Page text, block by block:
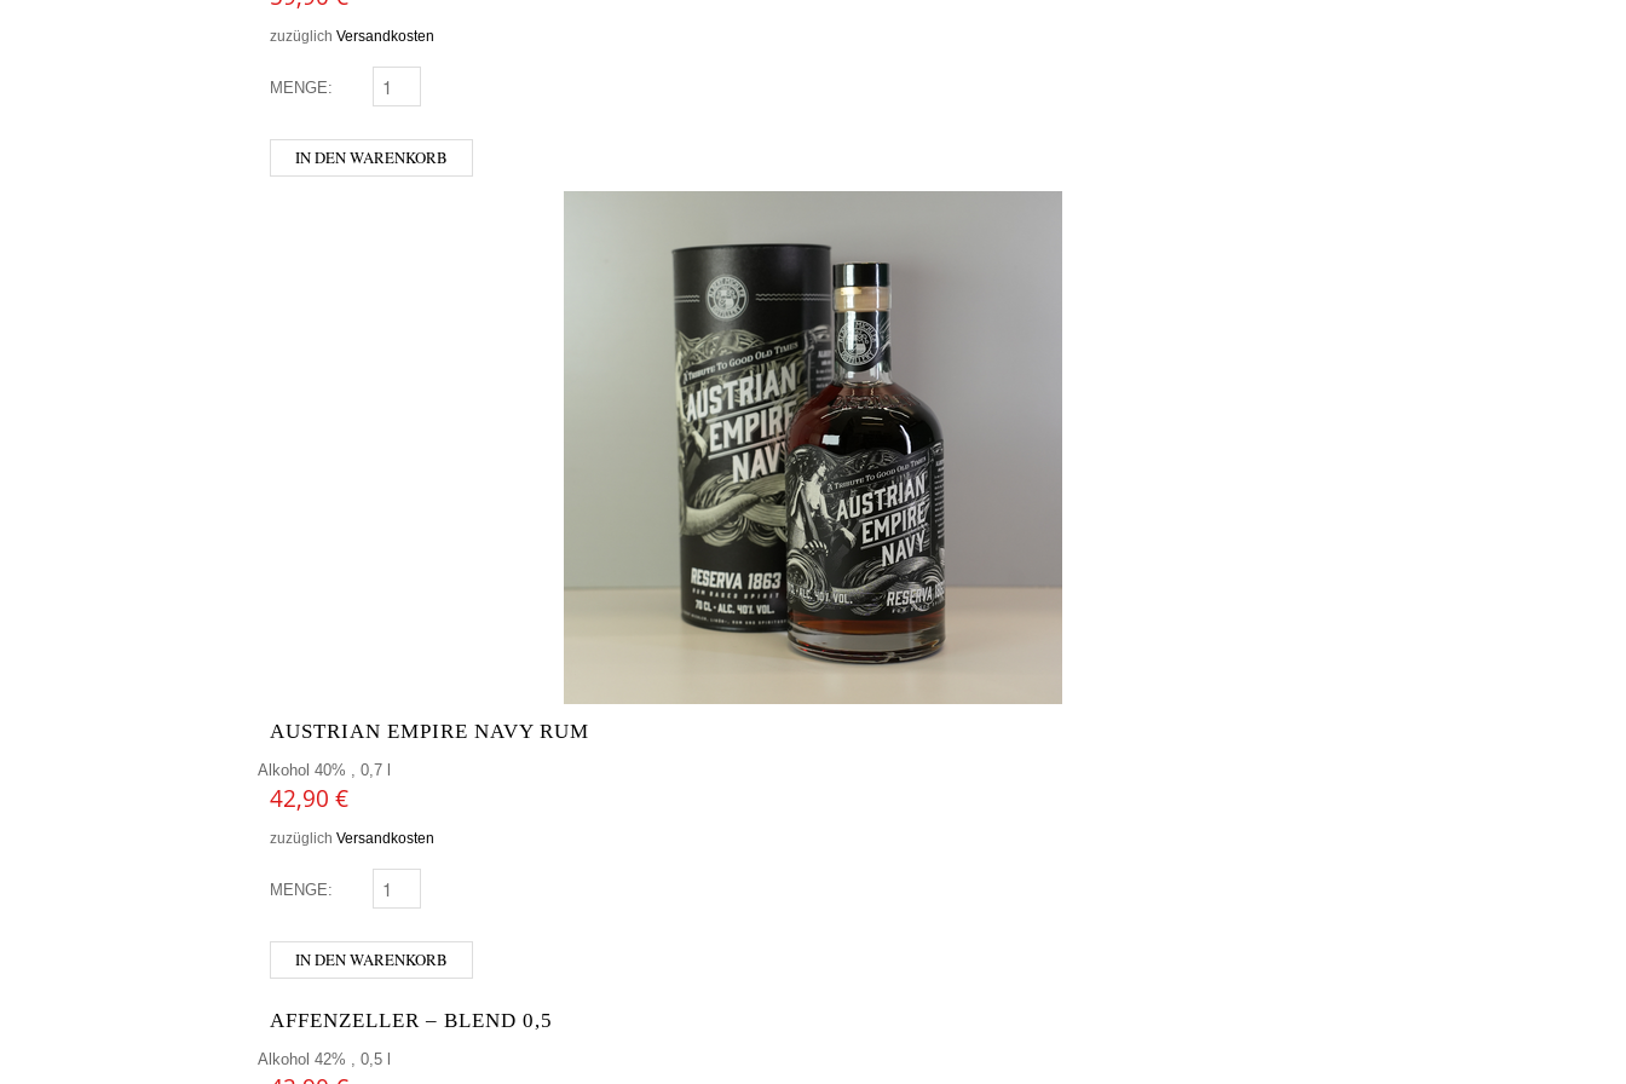
zuzüglich Versandkosten
MENGE: MCCONNELL’S - SHERRY CASK MENGE
IN DEN WARENKORB
AUSTRIAN EMPIRE NAVY RUM
Alkohol 40% , 0,7 l
42,90 €
zuzüglich Versandkosten
MENGE: AUSTRIAN EMPIRE NAVY RUM MENGE
IN DEN WARENKORB
AFFENZELLER – BLEND 0,5
Alkohol 42% , 0,5 l